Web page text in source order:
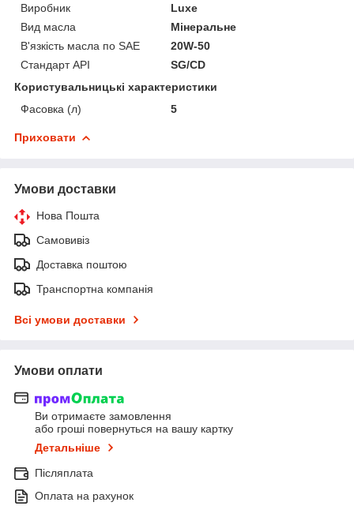
Виробник
Luxe
Вид масла
Мінеральне
В'язкість масла по SAE
20W-50
Стандарт API
SG/CD
Користувальницькі характеристики
Фасовка (л)
5
Приховати
Умови доставки
Нова Пошта
Самовивіз
Доставка поштою
Транспортна компанія
Всі умови доставки
Умови оплати
Ви отримаєте замовлення
або гроші повернуться на вашу картку
Детальніше
Післяплата
Оплата на рахунок